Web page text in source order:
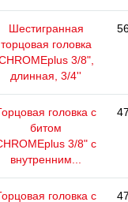
Шестигранная
торцовая головка
3/8",
длинная, 3/4''
головка с
битом
3/8" с
внутренним...
головка с